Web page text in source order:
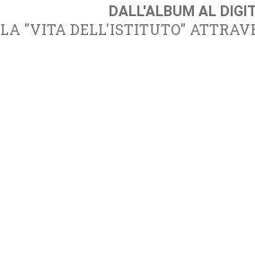
DALL'ALBUM AL
LA "VITA DELL'ISTITUTO"